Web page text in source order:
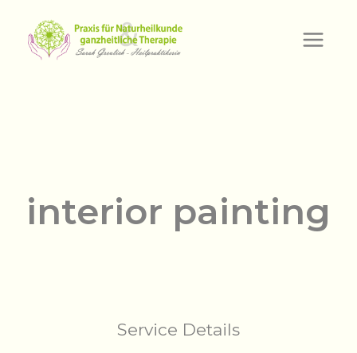
Inhalt
springen
interior painting
Service Details